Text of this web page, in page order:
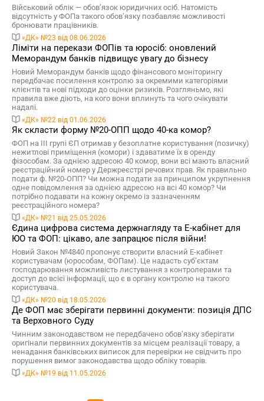
Військовий облік — обов’язок юридичних осіб. Натомість
відсутність у ФОПа такого обов’язку позбавляє можливості
бронювати працівників.
«ДК» №23 від 08.06.2026
Ліміти на перекази ФОПів та юросіб: оновлений
Меморандум банків підвищує увагу до бізнесу
Новий Меморандум банків щодо фінансового моніторингу
передбачає посилення контролю за окремими категоріями
клієнтів та нові підходи до оцінки ризиків. Розгляньмо, які
правила вже діють, на кого вони вплинуть та чого очікувати
надалі.
«ДК» №22 від 01.06.2026
Як скласти форму №20-ОПП щодо 40-ка комор?
ФОП на ІІІ групі ЄП отримав у безоплатне користування (позичку)
нежитлові приміщення (комори) і здаватиме їх в оренду
фізособам. За однією адресою 40 комор, вони всі мають власний
реєстраційний номер у Держреєстрі речових прав. Як правильно
подати ф. №20-ОПП? Чи можна подати за принципом укрупнення
одне повідомлення за однією адресою на всі 40 комор? Чи
потрібно подавати на кожну окремо із зазначенням
реєстраційного номера?
«ДК» №21 від 25.05.2026
Єдина цифрова система держнагляду та Е-кабінет для
ЮО та ФОП: цікаво, але запрацює після війни!
Новий Закон №4840 пропонує створити власний Е-кабінет
користувачам (юрособам, ФОПам). Це надасть суб’єктам
господарювання можливість листування з контролерами та
доступ до всієї інформації, що є в органу контролю на такого
користувача.
«ДК» №20 від 18.05.2026
Де ФОП має зберігати первинні документи: позиція ДПС
та Верховного Суду
Чинним законодавством не передбачено обов’язку зберігати
оригінали первинних документів за місцем реалізації товару, а
ненадання банківських виписок для перевірки не свідчить про
порушення вимог законодавства щодо обліку товарів.
«ДК» №19 від 11.05.2026